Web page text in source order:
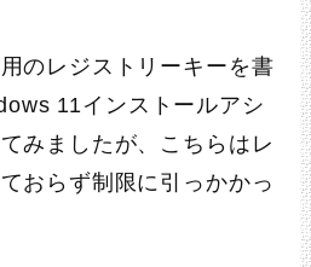
のレジストリーキーを書
11インストールアシ
みましたが、こちらはレ
おらず制限に引っかかっ